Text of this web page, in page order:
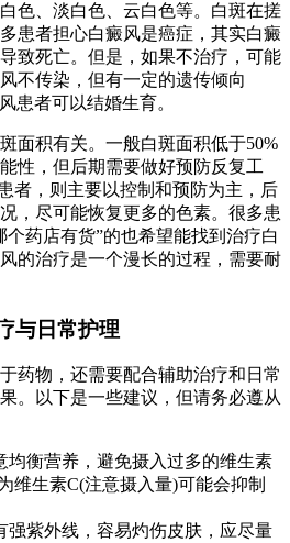
色、淡白色、云白色等。白斑在搓
患者担心白癜风是癌症，其实白癜
致死亡。但是，如果不治疗，可能
不传染，但有一定的遗传倾向
患者可以结婚生育。
面积有关。一般白斑面积低于50%
性，但后期需要做好预防反复工
者，则主要以控制和预防为主，后
，尽可能恢复更多的色素。很多患
药店有货”的也希望能找到治疗白
的治疗是一个漫长的过程，需要耐
与日常护理
药物，还需要配合辅助治疗和日常
。以下是一些建议，但请务必遵从
均衡营养，避免摄入过多的维生素
维生素C(注意摄入量)可能会抑制
强紫外线，容易灼伤皮肤，应尽量